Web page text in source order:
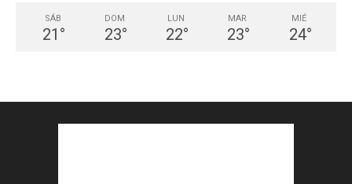
SÁB
21 °
DOM
23°
LUN
22°
MAR
23°
MIÉ
24°